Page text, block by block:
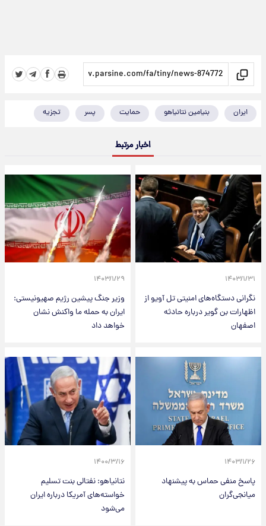
ایران بنیامین نتانیاهو حمایت پسر تجزیه
اخبار مرتبط
۱۴۰۳/۱/۳۱
نگرانی دستگاه‌های امنیتی تل آویو از
اظهارات بن گویر درباره حادثه
اصفهان
۱۴۰۳/۱/۲۹
وزیر جنگ پیشین رژیم صهیونیستی:
ایران به حمله ما واکنش نشان
خواهد داد
۱۴۰۳/۱/۲۶
پاسخ منفی حماس به پیشنهاد
میانجی‌گران
۱۴۰۰/۳/۱۶
نتانیاهو: نفتالی بنت تسلیم
خواسته‌های آمریکا درباره ایران
می‌شود